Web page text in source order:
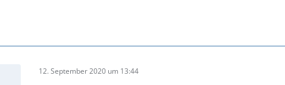
12. September 2020 um 13:44